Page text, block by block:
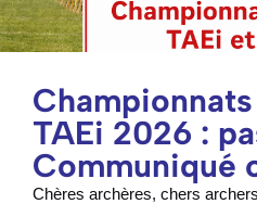
TAEi 2026 :
Communiqué
Chères archères, chers